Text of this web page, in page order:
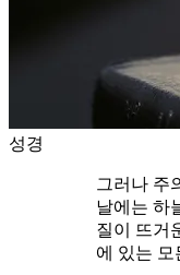
성경
그러나 주
날에는 하
질이 뜨거
에 있는